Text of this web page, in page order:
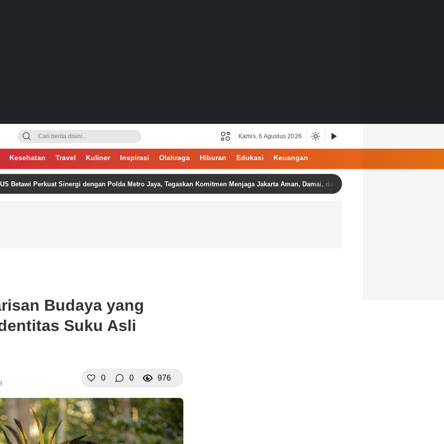
Kamis, 6 Agustus 2026
Kesehatan Travel Kuliner Inspirasi Olahraga Hiburan Edukasi Keuangan
Perkuat Sinergi dengan Polda Metro Jaya, Tegaskan Komitmen Menjaga Jakarta Aman, Damai, dan Kondusif Jelang HUT ke-81 Republik
Budaya yang
Suku Asli
0 0 976